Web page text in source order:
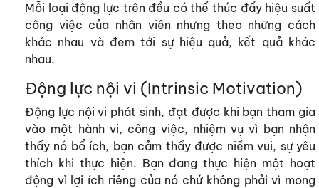
Mỗi loại động lực trên đều có thể thúc đẩy hiệu suất
công việc của nhân viên nhưng theo những cách
khác nhau và đem tới sự hiệu quả, kết quả khác
nhau.
Động lực nội vi (Intrinsic Motivation)
Động lực nội vi phát sinh, đạt được khi bạn tham gia
vào một hành vi, công việc, nhiệm vụ vì bạn nhận
thấy nó bổ ích, bạn cảm thấy được niềm vui, sự yêu
thích khi thực hiện. Bạn đang thực hiện một hoạt
động vì lợi ích riêng của nó chứ không phải vì mong